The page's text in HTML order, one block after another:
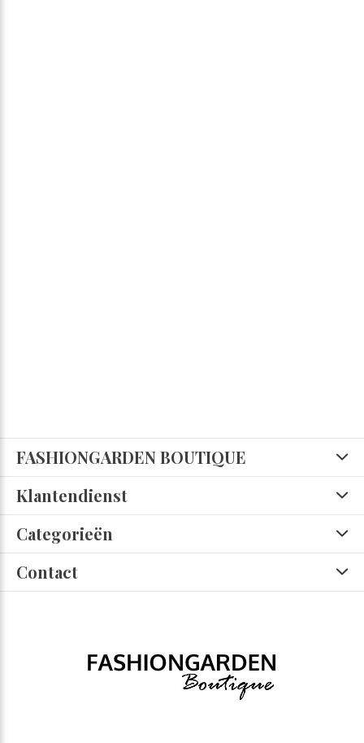
FASHIONGARDEN BOUTIQUE
Klantendienst
Categorieën
Contact